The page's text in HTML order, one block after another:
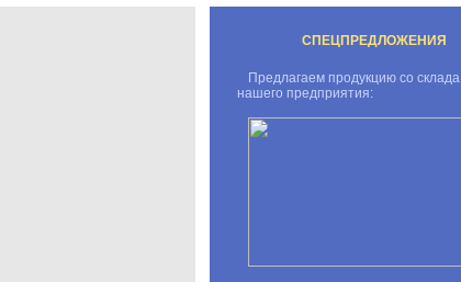
СПЕЦПРЕДЛОЖЕНИЯ
Предлагаем продукцию со склада
нашего предприятия: